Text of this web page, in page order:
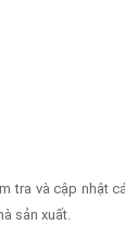
tra và cập nhật
sản xuất.